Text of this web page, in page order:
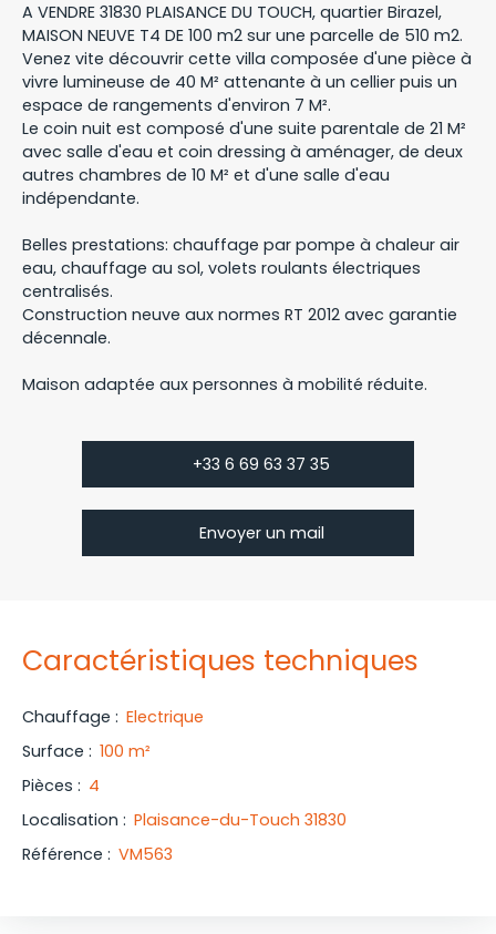
A VENDRE 31830 PLAISANCE DU TOUCH, quartier Birazel,
MAISON NEUVE T4 DE 100 m2 sur une parcelle de 510 m2.
Venez vite découvrir cette villa composée d'une pièce à
vivre lumineuse de 40 M² attenante à un cellier puis un
espace de rangements d'environ 7 M².
Le coin nuit est composé d'une suite parentale de 21 M²
avec salle d'eau et coin dressing à aménager, de deux
autres chambres de 10 M² et d'une salle d'eau
indépendante.
Belles prestations: chauffage par pompe à chaleur air
eau, chauffage au sol, volets roulants électriques
centralisés.
Construction neuve aux normes RT 2012 avec garantie
décennale.
Maison adaptée aux personnes à mobilité réduite.
+33 6 69 63 37 35
Envoyer un mail
Caractéristiques techniques
Chauffage : Electrique
Surface : 100 m²
Pièces : 4
Localisation : Plaisance-du-Touch 31830
Référence : VM563